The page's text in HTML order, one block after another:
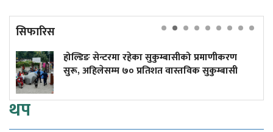
सिफारिस
रहेका सुकुम्बासीको प्रमाणीकरण
७० प्रतिशत वास्तविक सुकुम्बासी
कारागार
ठक्कर दिँदा
थप